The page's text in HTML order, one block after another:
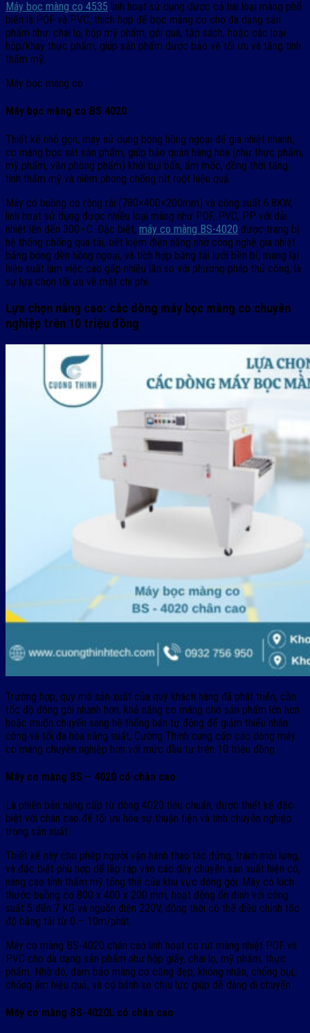
Máy bọc màng co 4535 linh hoạt sử dụng được cả hai loại màng phổ
biến là POF và PVC, thích hợp để bọc màng co cho đa dạng sản
phẩm như: chai lọ, hộp mỹ phẩm, gói quà, tập sách, hoặc các loại
hộp/khay thực phẩm, giúp sản phẩm được bảo vệ tối ưu và tăng tính
thẩm mỹ.
Máy bọc màng co
Máy bọc màng co BS 4020
Thiết kế nhỏ gọn, máy sử dụng bóng hồng ngoại để gia nhiệt nhanh,
co màng bọc sát sản phẩm, giúp bảo quản hàng hóa (như thực phẩm,
mỹ phẩm, văn phòng phẩm) khỏi bụi bẩn, ẩm mốc, đồng thời tăng
tính thẩm mỹ và niêm phong chống rút ruột hiệu quả.
Máy có buồng co rộng rãi (780×400×200mm) và công suất 6.8KW,
linh hoạt sử dụng được nhiều loại màng như POF, PVC, PP với dải
nhiệt lên đến 300∘C. Đặc biệt, máy co màng BS-4020 được trang bị
hệ thống chống quá tải, tiết kiệm điện năng nhờ công nghệ gia nhiệt
bằng bóng đèn hồng ngoại, và tích hợp băng tải lưới bền bỉ, mang lại
hiệu suất làm việc cao gấp nhiều lần so với phương pháp thủ công, là
sự lựa chọn tối ưu về mặt chi phí.
Lựa chọn nâng cao: các dòng máy bọc màng co chuyên
nghiệp trên 10 triệu đồng
Trường hợp, quy mô sản xuất của quý khách hàng đã phát triển, cần
tốc độ đóng gói nhanh hơn, khả năng co màng cho sản phẩm lớn hơn
hoặc muốn chuyển sang hệ thống bán tự động để giảm thiểu nhân
công và tối đa hóa năng suất, Cường Thịnh cung cấp các dòng máy
co màng chuyên nghiệp hơn với mức đầu tư trên 10 triệu đồng.
Máy co màng BS – 4020 có chân cao
Là phiên bản nâng cấp từ dòng 4020 tiêu chuẩn, được thiết kế đặc
biệt với chân cao để tối ưu hóa sự thuận tiện và tính chuyên nghiệp
trong sản xuất.
Thiết kế này cho phép người vận hành thao tác đứng, tránh mỏi lưng,
và đặc biệt phù hợp để lắp ráp vào các dây chuyền sản xuất hiện có,
nâng cao tính thẩm mỹ tổng thể của khu vực đóng gói. Máy có kích
thước buồng co 800 x 400 x 200 mm, hoạt động ổn định với công
suất 5 đến 7 KG và nguồn điện 220V, đồng thời có thể điều chỉnh tốc
độ băng tải từ 0 – 10m/phút.
Máy co màng BS-4020 chân cao linh hoạt co rút màng nhiệt POF và
PVC cho đa dạng sản phẩm như hộp giấy, chai lọ, mỹ phẩm, thực
phẩm. Nhờ đó, đảm bảo màng co căng đẹp, không nhăn, chống bụi,
chống ẩm hiệu quả, và có bánh xe chịu lực giúp dễ dàng di chuyển.
Máy co màng BS-4020L có chân cao